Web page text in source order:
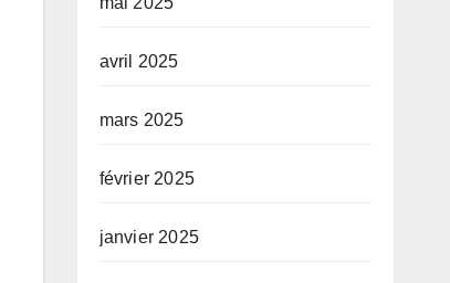
avril 2025
mars 2025
février 2025
janvier 2025